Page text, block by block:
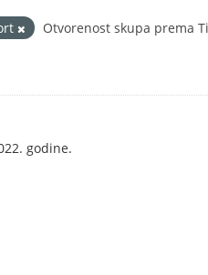
Otvorenost skupa prema
godine.